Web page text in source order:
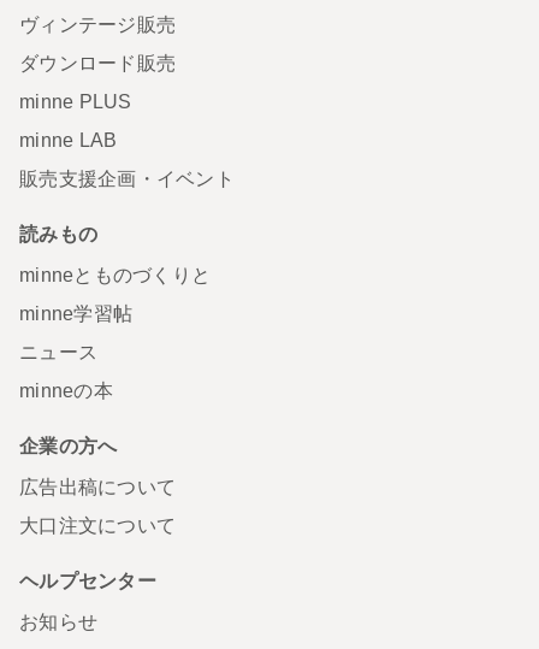
ヴィンテージ販売
ダウンロード販売
minne PLUS
minne LAB
販売支援企画・イベント
読みもの
minneとものづくりと
minne学習帖
ニュース
minneの本
企業の方へ
広告出稿について
大口注文について
ヘルプセンター
お知らせ